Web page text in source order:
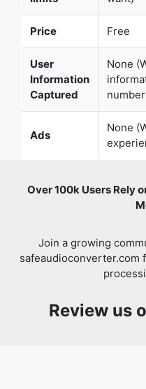
Price Free
User
Information
Captured
None
Ads
None
Over 100k Users Rely
Join a growing
safeaudioconverter.com
Review us